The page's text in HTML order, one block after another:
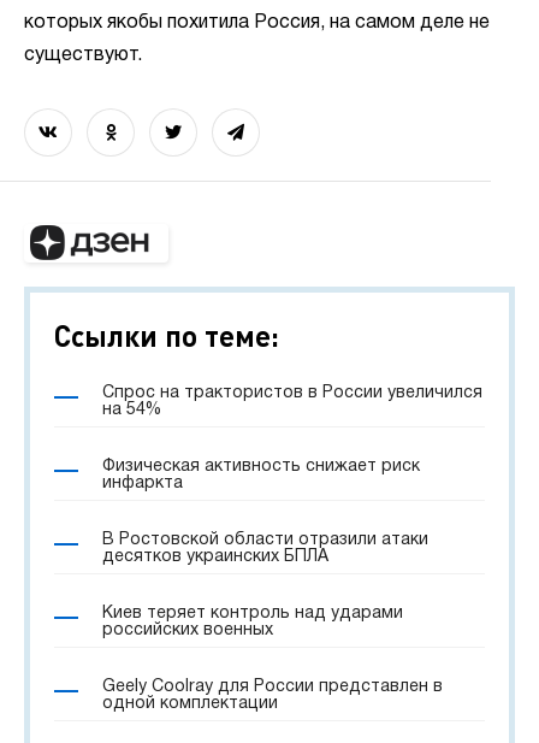
которых якобы похитила Россия, на самом деле не
существуют.
Ссылки по теме:
Спрос на трактористов в России увеличился
на 54%
Физическая активность снижает риск
инфаркта
В Ростовской области отразили атаки
десятков украинских БПЛА
Киев теряет контроль над ударами
российских военных
Geely Coolray для России представлен в
одной комплектации